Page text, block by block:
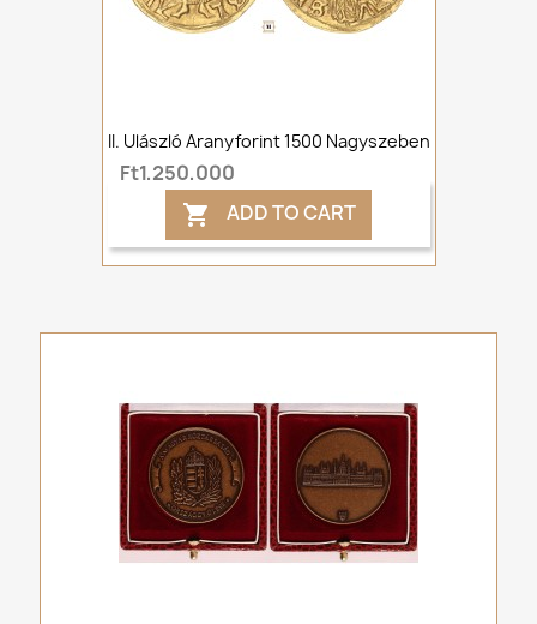
II. Ulászló Aranyforint 1500 Nagyszeben
Ft1,250,000
 ADD TO CART